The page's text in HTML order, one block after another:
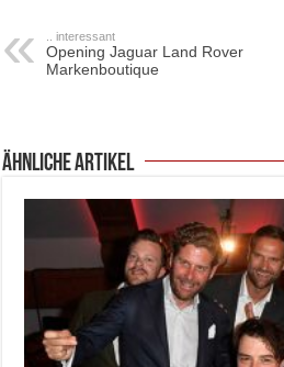
.. interessant
Opening Jaguar Land Rover
Markenboutique
ähnliche Artikel